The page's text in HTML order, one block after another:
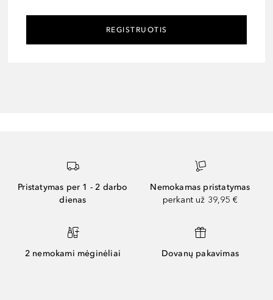
REGISTRUOTIS
Pristatymas per 1 - 2 darbo
dienas
Nemokamas pristatymas
perkant už 39,95 €
2 nemokami mėginėliai Dovanų pakavimas